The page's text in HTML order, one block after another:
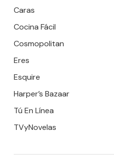
Caras
Cocina Fácil
Cosmopolitan
Eres
Esquire
Harper’s Bazaar
Tú En Línea
TVyNovelas